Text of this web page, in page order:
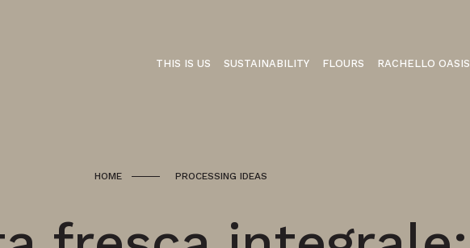
THIS IS US SUSTAINABILITY FLOURS RACHELLO OASIS
HOME PROCESSING IDEAS